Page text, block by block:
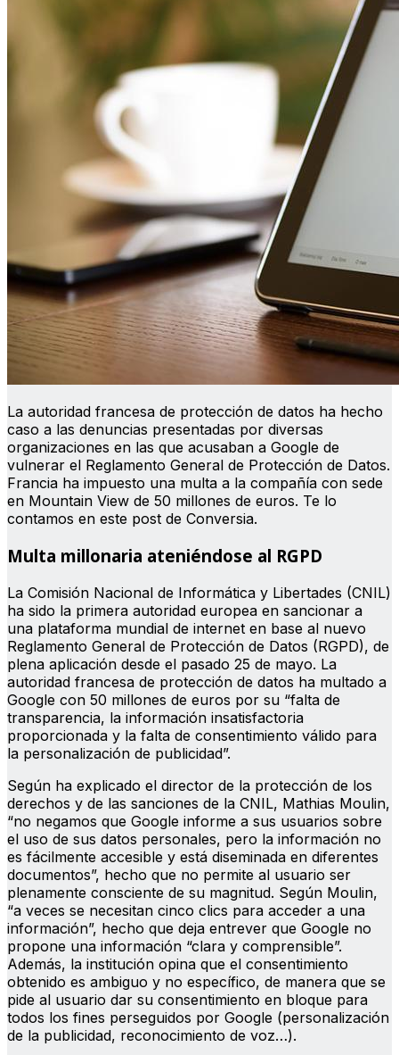
La autoridad francesa de protección de datos ha hecho
caso a las denuncias presentadas por diversas
organizaciones en las que acusaban a Google de
vulnerar el Reglamento General de Protección de Datos.
Francia ha impuesto una multa a la compañía con sede
en Mountain View de 50 millones de euros. Te lo
contamos en este post de Conversia.
Multa millonaria ateniéndose al RGPD
La Comisión Nacional de Informática y Libertades (CNIL)
ha sido la primera autoridad europea en sancionar a
una plataforma mundial de internet en base al nuevo
Reglamento General de Protección de Datos (RGPD), de
plena aplicación desde el pasado 25 de mayo. La
autoridad francesa de protección de datos ha multado a
Google con 50 millones de euros por su “falta de
transparencia, la información insatisfactoria
proporcionada y la falta de consentimiento válido para
la personalización de publicidad”.
Según ha explicado el director de la protección de los
derechos y de las sanciones de la CNIL, Mathias Moulin,
“no negamos que Google informe a sus usuarios sobre
el uso de sus datos personales, pero la información no
es fácilmente accesible y está diseminada en diferentes
documentos”, hecho que no permite al usuario ser
plenamente consciente de su magnitud. Según Moulin,
“a veces se necesitan cinco clics para acceder a una
información”, hecho que deja entrever que Google no
propone una información “clara y comprensible”.
Además, la institución opina que el consentimiento
obtenido es ambiguo y no específico, de manera que se
pide al usuario dar su consentimiento en bloque para
todos los fines perseguidos por Google (personalización
de la publicidad, reconocimiento de voz…).